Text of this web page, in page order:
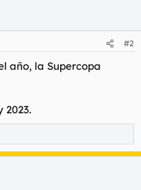
#2
año, la Supercopa
2023.